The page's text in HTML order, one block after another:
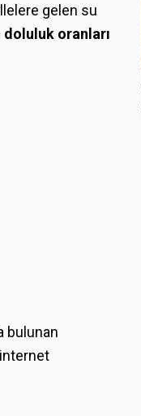
gelen su
doluluk oranları
bulunan